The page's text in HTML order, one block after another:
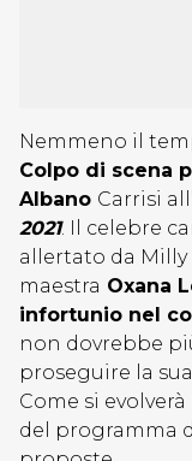
Nemmeno il
Colpo di scena
Albano Carrisi
2021. Il celebre
allertato da Milly
maestra Oxana
infortunio nel
non dovrebbe
proseguire la
Come si
del programma